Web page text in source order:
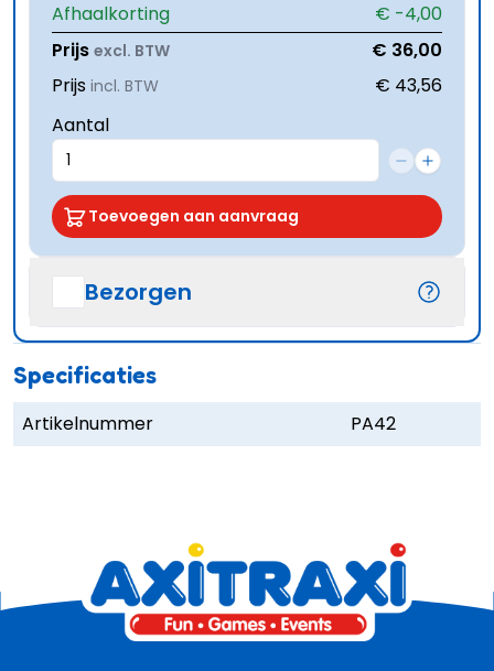
Afhaalkorting
€ -4,00
Prijs excl. BTW
€ 36,00
Prijs incl. BTW
€ 43,56
Aantal
Toevoegen aan aanvraag
Bezorgen
Specificaties
Artikelnummer PA42